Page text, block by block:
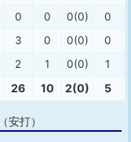
0 0 0(0)
0
3 0 0(0)
0
2 1 0(0) 1
26 10 2(0) 5
安打）